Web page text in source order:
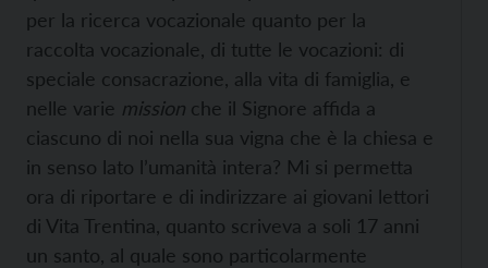
per la ricerca vocazionale quanto per la
raccolta vocazionale, di tutte le vocazioni: di
speciale consacrazione, alla vita di famiglia, e
nelle varie mission che il Signore affida a
ciascuno di noi nella sua vigna che è la chiesa e
in senso lato l’umanità intera? Mi si permetta
ora di riportare e di indirizzare ai giovani lettori
di Vita Trentina, quanto scriveva a soli 17 anni
un santo, al quale sono particolarmente